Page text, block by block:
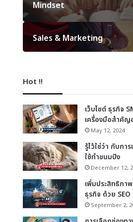
Mindset
Sales & Marketing
Hot !!
เว็บไซต์ ธุรกิจ
เครื่องมือสำคัญ
May 12, 2024
รู้ไว้ใช่ว่า กับกา
ใช้ทำขนมปัง
December 12,
เพิ่มประสิทธิภา
ธุรกิจ ด้วย SEO
September 2,